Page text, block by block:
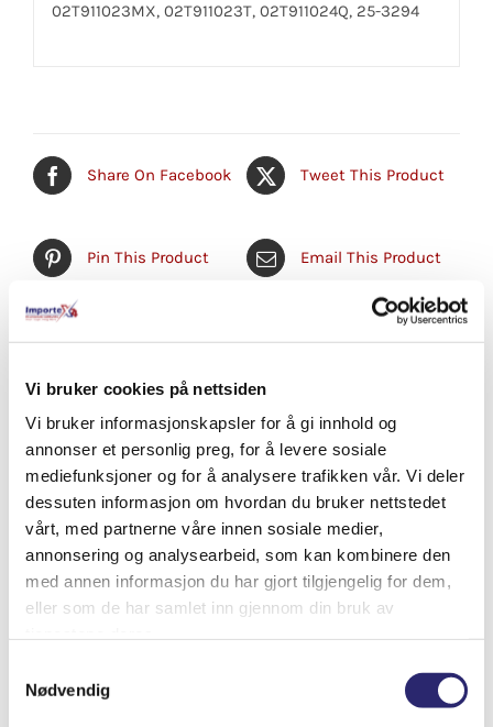
Vi bruker cookies på nettsiden
Vi bruker informasjonskapsler for å gi innhold og
annonser et personlig preg, for å levere sosiale
mediefunksjoner og for å analysere trafikken vår. Vi deler
dessuten informasjon om hvordan du bruker nettstedet
vårt, med partnerne våre innen sosiale medier,
annonsering og analysearbeid, som kan kombinere den
med annen informasjon du har gjort tilgjengelig for dem,
eller som de har samlet inn gjennom din bruk av
Nødvendig
02T911023MX, 02T911023T, 02T911024Q, 25-3294
Share On Facebook Tweet This Product
Pin This Product Email This Product
Relaterte produkter